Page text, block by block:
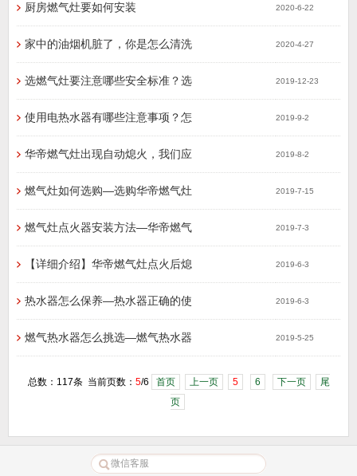
厨房燃气灶要如何安装 2020-6-22
家中的油烟机脏了，你是怎么清洗 2020-4-27
选燃气灶要注意哪些安全标准？选 2019-12-23
使用电热水器有哪些注意事项？怎 2019-9-2
华帝燃气灶出现自动熄火，我们应 2019-8-2
燃气灶如何选购—选购华帝燃气灶 2019-7-15
燃气灶点火器安装方法—华帝燃气 2019-7-3
【详细介绍】华帝燃气灶点火后熄 2019-6-3
热水器怎么保养—热水器正确的使 2019-6-3
燃气热水器怎么挑选—燃气热水器 2019-5-25
总数：117条 当前页数： 5/6 首页 上一页 5 6 下一页
尾
页